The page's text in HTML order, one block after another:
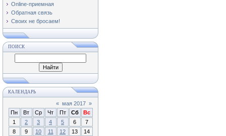
Online-приемная
Обратная связь
Своих не бросаем!
ПОИСК
КАЛЕНДАРЬ
« мая 2017 »
Пн
Вт Ср Чт Пт Сб
Вс
1
2 3 4 5 6
7
8
9 10 11 12 13
14